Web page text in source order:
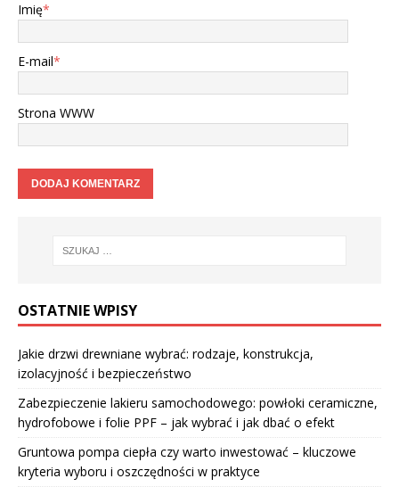
Imię*
E-mail*
Strona WWW
OSTATNIE WPISY
Jakie drzwi drewniane wybrać: rodzaje, konstrukcja,
izolacyjność i bezpieczeństwo
Zabezpieczenie lakieru samochodowego: powłoki ceramiczne,
hydrofobowe i folie PPF – jak wybrać i jak dbać o efekt
Gruntowa pompa ciepła czy warto inwestować – kluczowe
kryteria wyboru i oszczędności w praktyce